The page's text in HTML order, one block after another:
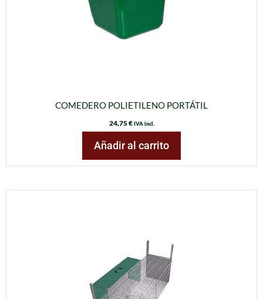
COMEDERO POLIETILENO PORTÁTIL
24,75€ IVA incl.
Añadir al carrito